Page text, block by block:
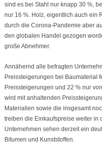
sind es bei Stahl nur knapp 30 %,
nur 16 %. Holz, eigentlich auch ein
durch die Corona-Pandemie aber
den globalen Handel gezogen
große Abnehmer.
Annähernd alle befragten
Preissteigerungen bei Baumaterial
Preissteigerungen und 22 % nur
wird mit anhaltenden
Materialien sowie die insgesamt
treiben die Einkaufspreise weiter in
Unternehmen sehen derzeit ein
Bitumen und Kunststoffen.